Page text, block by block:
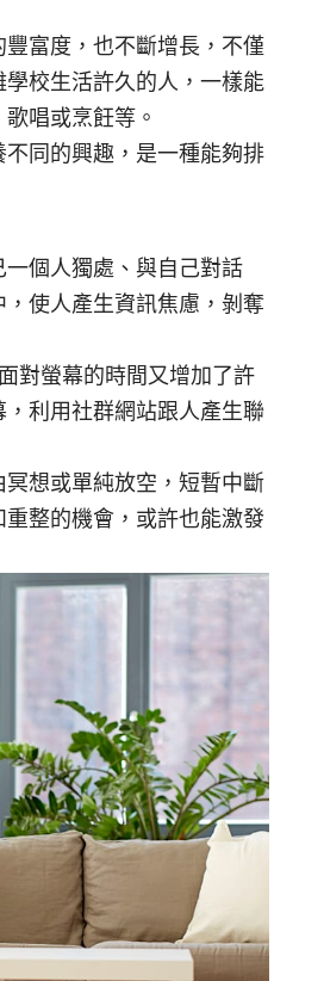
富度，也不斷增長，不僅
校生活許久的人，一樣能
唱或烹飪等。
同的興趣，是一種能夠排
個人獨處、與自己對話
使人產生資訊焦慮，剝奪
對螢幕的時間又增加了許
利用社群網站跟人產生聯
想或單純放空，短暫中斷
整的機會，或許也能激發